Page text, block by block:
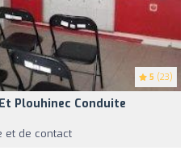
5 (23)
Plouhinec Conduite
et de contact